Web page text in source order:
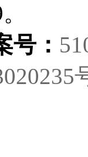
号：